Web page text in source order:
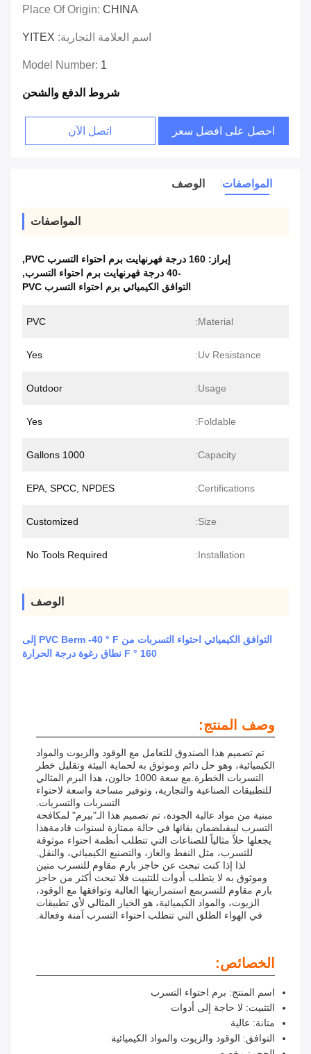
Place Of Origin: CHINA
اسم العلامة التجارية: YITEX
Model Number: 1
شروط الدفع والشحن
احصل على افضل سعر اتصل الآن
المواصفات الوصف
المواصفات
إبراز: 160 درجة فهرنهايت برم احتواء التسرب PVC
,
-40 درجة فهرنهايت برم احتواء التسرب
,
التوافق الكيميائي برم احتواء التسرب PVC
Material:
PVC
Uv Resistance:
Yes
Usage:
Outdoor
Foldable:
Yes
Capacity:
1000 Gallons
Certifications:
EPA, SPCC, NPDES
Size:
Customized
Installation:
No Tools Required
الوصف
التوافق الكيميائي احتواء التسربات من PVC Berm -40 ° F إلى
160 ° F نطاق رغوة درجة الحرارة
وصف المنتج:
تم تصميم هذا الصندوق للتعامل مع الوقود والزيوت والمواد
الكيميائية، وهو حل دائم وموثوق به لحماية البيئة وتقليل خطر
التسربات الخطرة.مع سعة 1000 جالون، هذا البرم المثالي
للتطبيقات الصناعية والتجارية، وتوفير مساحة واسعة لاحتواء
التسربات والتسربات.
مبنية من مواد عالية الجودة، تم تصميم هذا الـ"بيرم" لمكافحة
التسرب ليبقىلضمان بقائها في حالة ممتازة لسنوات قادمةهذا
يجعلها حلاً مثالياً للصناعات التي تتطلب أنظمة احتواء موثوقة
للتسرب، مثل النفط والغاز، والتصنيع الكيميائي، والنقل.
لذا إذا كنت تبحث عن حاجز بارم مقاوم للتسرب متين
وموثوق به لا يتطلب أدوات للتثبيت فلا تبحث أكثر من حاجز
بارم مقاوم للتسربمع استمراريتها العالية وتوافقها مع الوقود،
الزيوت، والمواد الكيميائية، هو الخيار المثالي لأي تطبيقات
في الهواء الطلق التي تتطلب احتواء التسرب آمنة وفعالة.
الخصائص:
اسم المنتج: برم احتواء التسرب
التثبيت: لا حاجة إلى أدوات
متانة: عالية
التوافق: الوقود والزيوت والمواد الكيميائية